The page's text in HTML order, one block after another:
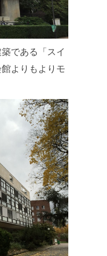
である「スイ
よりもよりモ